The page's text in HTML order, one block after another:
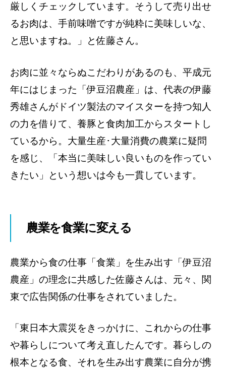
厳しくチェックしています。そうして売り出せ
るお肉は、手前味噌ですが純粋に美味しいな、
と思いますね。」と佐藤さん。
お肉に並々ならぬこだわりがあるのも、平成元
年にはじまった「伊豆沼農産」は、代表の伊藤
秀雄さんがドイツ製法のマイスターを持つ知人
の力を借りて、養豚と食肉加工からスタートし
ているから。大量生産･大量消費の農業に疑問
を感じ、「本当に美味しい良いものを作ってい
きたい」という想いは今も一貫しています。
農業を食業に変える
農業から食の仕事「食業」を生み出す「伊豆沼
農産」の理念に共感した佐藤さんは、元々、関
東で広告関係の仕事をされていました。
「東日本大震災をきっかけに、これからの仕事
や暮らしについて考え直したんです。暮らしの
根本となる食、それを生み出す農業に自分が携